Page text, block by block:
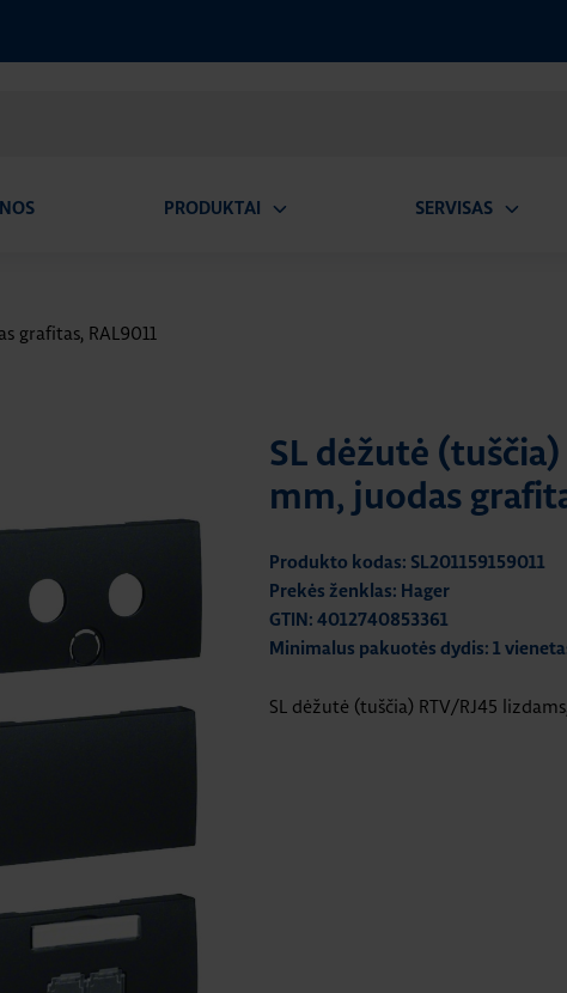
PRODUKTAI SERVISAS
grafitas, RAL9011
SL dėžutė (tuščia)
mm, juodas
Produkto kodas: SL201159159011
Prekės ženklas: Hager
GTIN: 4012740853361
Minimalus pakuotės dydis: 1
SL dėžutė (tuščia) RTV/RJ45